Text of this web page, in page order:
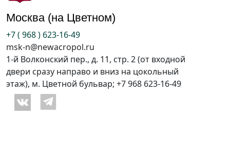
Москва (на Цветном)
+7 ( 968 ) 623-16-49
msk-n@newacropol.ru
1-й Волконский пер., д. 11, стр. 2 (от входной
двери сразу направо и вниз на цокольный
этаж), м. Цветной бульвар; +7 968 623-16-49